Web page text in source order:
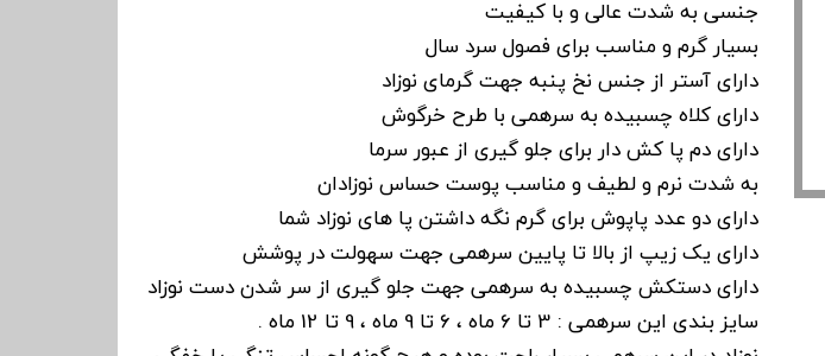
جنسی به شدت عالی و با کیفیت
بسیار گرم و مناسب برای فصول سرد سال
دارای آستر از جنس نخ پنبه جهت گرمای نوزاد
دارای کلاه چسبیده به سرهمی با طرح خرگوش
دارای دم پا کش دار برای جلو گیری از عبور سرما
به شدت نرم و لطیف و مناسب پوست حساس نوزادان
دارای دو عدد پاپوش برای گرم نگه داشتن پا های نوزاد شما
دارای یک زیپ از بالا تا پایین سرهمی جهت سهولت در پوشش
دارای دستکش چسبیده به سرهمی جهت جلو گیری از سر شدن دست نوزاد
سایز بندی این سرهمی : 3 تا 6 ماه ، 6 تا 9 ماه ، 9 تا 12 ماه .